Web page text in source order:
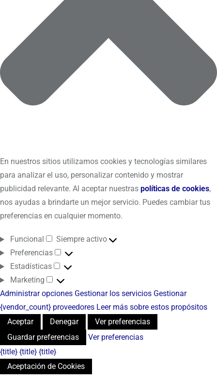
En nuestros sitios utilizamos cookies y tecnologías similares
para analizar el uso, personalizar contenido y mostrar
publicidad relevante. Al aceptar nuestras políticas de cookies,
nos ayudas a brindarte un mejor servicio. Puedes cambiar tus
preferencias en cualquier momento.
Funcional
Siempre activo
Preferencias
Estadísticas
Marketing
Administrar opciones Gestionar los servicios Gestionar
{vendor_count} proveedores Leer más sobre estos propósitos
Aceptar
Denegar
Ver preferencias
Guardar preferencias
Ver preferencias
{title} {title} {title}
Aceptación de Cookies